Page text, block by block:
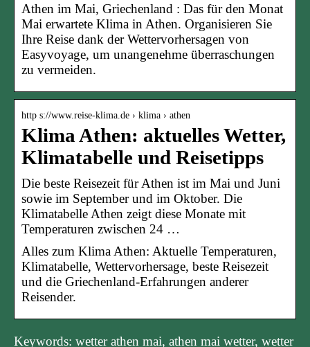
Athen im Mai, Griechenland : Das für den Monat
Mai erwartete Klima in Athen. Organisieren Sie
Ihre Reise dank der Wettervorhersagen von
Easyvoyage, um unangenehme überraschungen
zu vermeiden.
http s://www.reise-klima.de › klima › athen
Klima Athen: aktuelles Wetter,
Klimatabelle und Reisetipps
Die beste Reisezeit für Athen ist im Mai und Juni
sowie im September und im Oktober. Die
Klimatabelle Athen zeigt diese Monate mit
Temperaturen zwischen 24 …
Alles zum Klima Athen: Aktuelle Temperaturen,
Klimatabelle, Wettervorhersage, beste Reisezeit
und die Griechenland-Erfahrungen anderer
Reisender.
Keywords: wetter athen mai, athen mai wetter, wetter